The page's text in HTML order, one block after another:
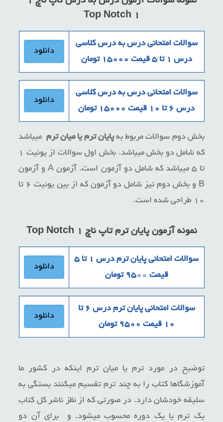
Top Notch 1
سوالات امتحانی درس به درس کلاسی
درس ۱ تا ۵ قیمت ۱۵۰۰۰ تومان
دانلود
سوالات امتحانی درس به درس کلاسی
درس ۶ تا ۱۰ قیمت ۱۵۰۰۰ تومان
دانلود
بخش دوم سوالات مربوط بهپایان ترم یا میان ترم میباشد
که شامل دو بخش میباشد. بخش اول سوالات از یونیت ۱
تا ۵ میباشد که شامل دو آزمون است. آزمون A و آزمون
B و بخش دوم نیز شامل دو آزمون که از بین یونیت ۶ تا
۱۰ طراحی شده است.
نمونه آزمون پایان ترمتاپ ناچ ۱ Top Notch
سوالات امتحانی پایان ترم درس ۱ تا ۵
قیمت ۹۵ ۰۰ تومان
دانلود
سوالات امتحانی پایان ترم درس ۶ تا
۱۰ قیمت ۹۵۰۰ تومان
دانلود
توضیح در مورد ترم یا میان ترم اینکه در کشور ما
آموزشگاها کتاب را به چند ترم تقسیم میکنند بستگی به
سلیقه خودشان دارد. در صورتی که از نظز ناشر کل کتاب
یک ترم یا یک دوره محسوب میشود. و برای آن دو